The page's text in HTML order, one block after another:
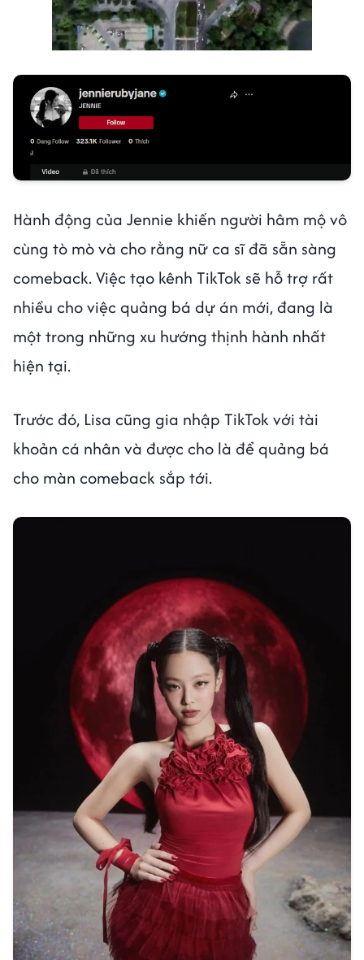
Hành động của Jennie khiến người hâm mộ vô
cùng tò mò và cho rằng nữ ca sĩ đã sẵn sàng
comeback. Việc tạo kênh TikTok sẽ hỗ trợ rất
nhiều cho việc quảng bá dự án mới, đang là
một trong những xu hướng thịnh hành nhất
hiện tại.
Trước đó, Lisa cũng gia nhập TikTok với tài
khoản cá nhân và được cho là để quảng bá
cho màn comeback sắp tới.